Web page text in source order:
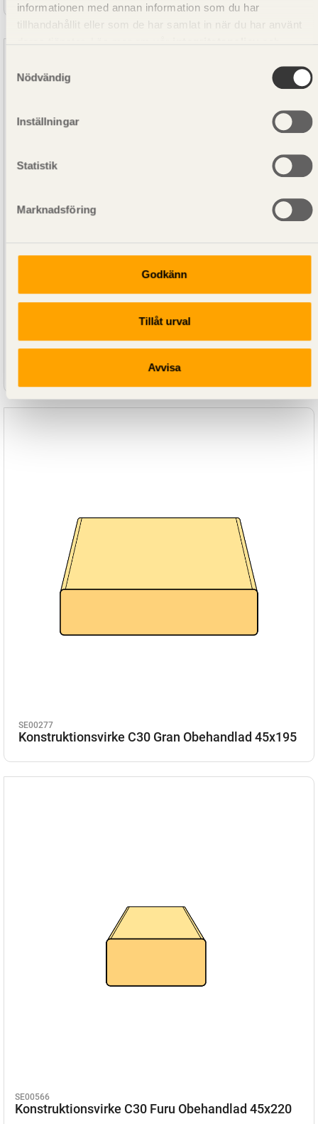
informationen med annan information som du har
tillhandahållit eller som de har samlat in när du har använt
Nödvändig
Inställningar
Statistik
Marknadsföring
Godkänn
Tillåt urval
Avvisa
Konstruktionsvirke C30 Furu Obehandlad 45x195
SE00277
Konstruktionsvirke C30 Gran Obehandlad 45x195
SE00566
Konstruktionsvirke C30 Furu Obehandlad 45x220